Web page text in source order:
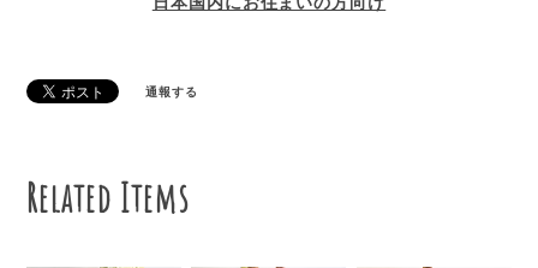
通報する
Related Items